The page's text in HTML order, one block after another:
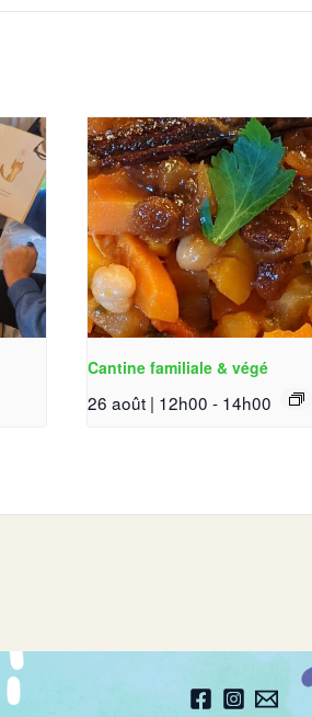
Cantine familiale & végé
26 août | 12h00 - 14h00